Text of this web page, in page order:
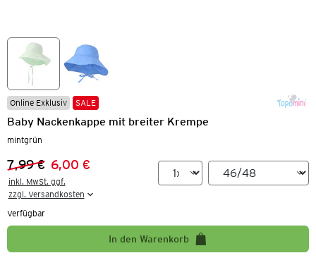
Online Exklusiv SALE
Baby Nackenkappe mit breiter Krempe
mintgrün
Vorheriger Preis:
7,99 €
Neuer Preis:
6,00 €
inkl. MwSt. ggf.
zzgl. Versandkosten
Verfügbar
In den Warenkorb